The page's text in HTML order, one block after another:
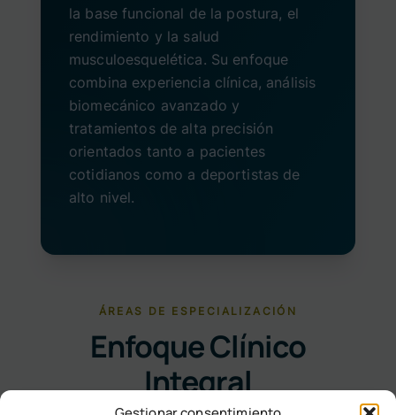
la base funcional de la postura, el
rendimiento y la salud
musculoesquelética. Su enfoque
combina experiencia clínica, análisis
biomecánico avanzado y
tratamientos de alta precisión
orientados tanto a pacientes
cotidianos como a deportistas de
alto nivel.
ÁREAS DE ESPECIALIZACIÓN
Enfoque Clínico
Integral